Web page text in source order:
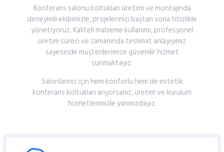
Konferans salonu koltukları üretimive montajında
deneyimliekibimizle,projelerinizi baştan sona titizlikle
yönetiyoruz. Kaliteli malzeme kullanımı,profesyonel
üretim sürecive zamanında teslimat anlayışımız
sayesinde müşterilerimize güvenilirhizmet
sunmaktayız.
Salonlarınız için hem konforlu hem deestetik
konferans koltukları arıyorsanız,üretimve kurulum
hizmetlerimizle yanınızdayız.